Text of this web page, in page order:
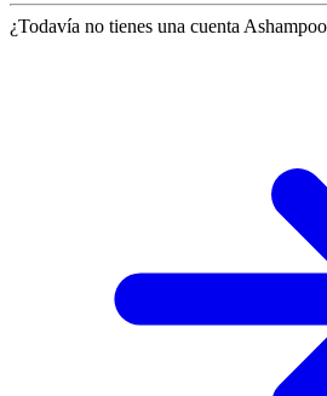
¿Todavía no tienes una cuenta